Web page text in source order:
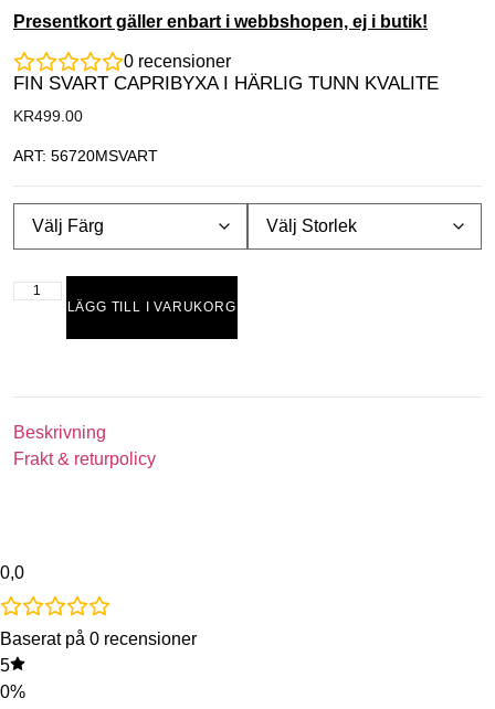
Presentkort gäller enbart i webbshopen, ej i butik!
0 recensioner
FIN SVART CAPRIBYXA I HÄRLIG TUNN KVALITE
KR499.00
ART: 56720MSVART
LÄGG TILL I VARUKORG
Beskrivning
Frakt & returpolicy
0,0
Baserat på 0 recensioner
5
0%